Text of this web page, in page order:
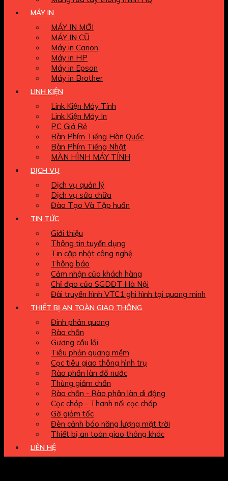
MÁY IN
MÁY IN MỚI
MÁY IN CŨ
Máy in Canon
Máy in HP
Máy in Epson
Máy in Brother
LINH KIỆN
Link Kiện Máy Tính
Link Kiện Máy In
PC Giá Rẻ
Bàn Phím Tiếng Hàn Quốc
Bàn Phím Tiếng Nhật
MÀN HÌNH MÁY TÍNH
DỊCH VỤ
Dịch vụ quản lý
Dịch vụ sửa chữa
Đào Tạo Và Tập huấn
TIN TỨC
Giới thiệu
Thông tin tuyển dụng
Tin cập nhật công nghệ
Thông báo
Cảm nhận của khách hàng
Chỉ đạo của SGDĐT Hà Nội
Đài truyền hình VTC1 ghi hình tại quang minh
THIẾT BỊ AN TOÀN GIAO THÔNG
Đinh phản quang
Rào chắn
Gương cầu lồi
Tiêu phản quang mềm
Cọc tiêu giao thông hình trụ
Rào phần làn đổ nước
Thùng giảm chấn
Rào chắn - Rào phân làn di động
Cọc chóp - Thanh nối cọc chóp
Gờ giảm tốc
Đèn cảnh báo năng lượng mặt trời
Thiết bị an toàn giao thông khác
LIÊN HỆ